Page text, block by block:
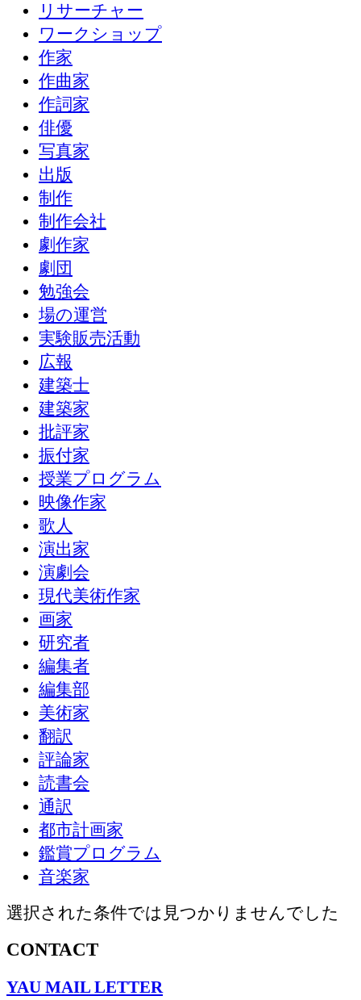
リサーチャー
ワークショップ
作家
作曲家
作詞家
俳優
写真家
出版
制作
制作会社
劇作家
劇団
勉強会
場の運営
実験販売活動
広報
建築士
建築家
批評家
振付家
授業プログラム
映像作家
歌人
演出家
演劇会
現代美術作家
画家
研究者
編集者
編集部
美術家
翻訳
評論家
読書会
通訳
都市計画家
鑑賞プログラム
音楽家
選択された条件では見つかりませんでした
CONTACT
YAU MAIL LETTER